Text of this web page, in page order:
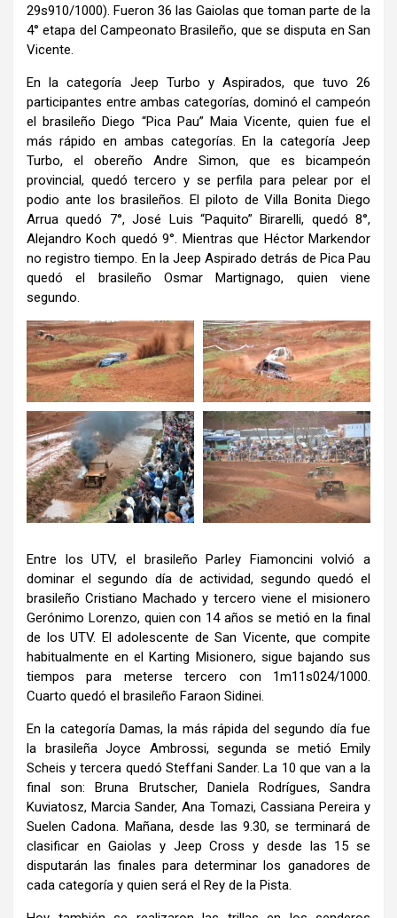
29s910/1000). Fueron 36 las Gaiolas que toman parte de la
4° etapa del Campeonato Brasileño, que se disputa en San
Vicente.
En la categoría Jeep Turbo y Aspirados, que tuvo 26
participantes entre ambas categorías, dominó el campeón
el brasileño Diego “Pica Pau” Maia Vicente, quien fue el
más rápido en ambas categorías. En la categoría Jeep
Turbo, el obereño Andre Simon, que es bicampeón
provincial, quedó tercero y se perfila para pelear por el
podio ante los brasileños. El piloto de Villa Bonita Diego
Arrua quedó 7°, José Luis “Paquito” Birarelli, quedó 8°,
Alejandro Koch quedó 9°. Mientras que Héctor Markendor
no registro tiempo. En la Jeep Aspirado detrás de Pica Pau
quedó el brasileño Osmar Martignago, quien viene
segundo.
Entre los UTV, el brasileño Parley Fiamoncini volvió a
dominar el segundo día de actividad, segundo quedó el
brasileño Cristiano Machado y tercero viene el misionero
Gerónimo Lorenzo, quien con 14 años se metió en la final
de los UTV. El adolescente de San Vicente, que compite
habitualmente en el Karting Misionero, sigue bajando sus
tiempos para meterse tercero con 1m11s024/1000.
Cuarto quedó el brasileño Faraon Sidinei.
En la categoría Damas, la más rápida del segundo día fue
la brasileña Joyce Ambrossi, segunda se metió Emily
Scheis y tercera quedó Steffani Sander. La 10 que van a la
final son: Bruna Brutscher, Daniela Rodrígues, Sandra
Kuviatosz, Marcia Sander, Ana Tomazi, Cassiana Pereira y
Suelen Cadona. Mañana, desde las 9.30, se terminará de
clasificar en Gaiolas y Jeep Cross y desde las 15 se
disputarán las finales para determinar los ganadores de
cada categoría y quien será el Rey de la Pista.